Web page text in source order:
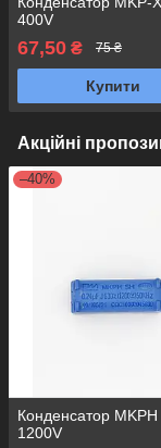
400V
67,50 ₴ 75 ₴
Купити
Акційні
–40%
Конденсатор
1200V